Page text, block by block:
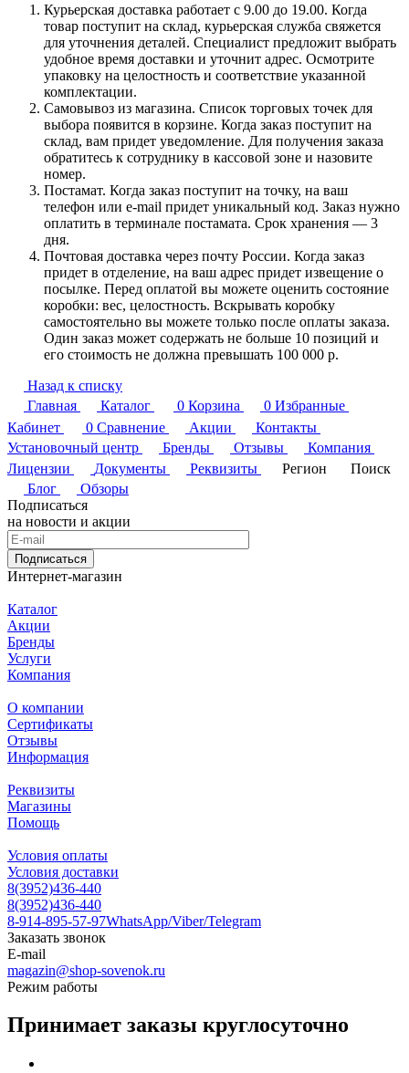
Курьерская доставка работает с 9.00 до 19.00. Когда
товар поступит на склад, курьерская служба свяжется
для уточнения деталей. Специалист предложит выбрать
удобное время доставки и уточнит адрес. Осмотрите
упаковку на целостность и соответствие указанной
комплектации.
Самовывоз из магазина. Список торговых точек для
выбора появится в корзине. Когда заказ поступит на
склад, вам придет уведомление. Для получения заказа
обратитесь к сотруднику в кассовой зоне и назовите
номер.
Постамат. Когда заказ поступит на точку, на ваш
телефон или e-mail придет уникальный код. Заказ нужно
оплатить в терминале постамата. Срок хранения — 3
дня.
Почтовая доставка через почту России. Когда заказ
придет в отделение, на ваш адрес придет извещение о
посылке. Перед оплатой вы можете оценить состояние
коробки: вес, целостность. Вскрывать коробку
самостоятельно вы можете только после оплаты заказа.
Один заказ может содержать не больше 10 позиций и
его стоимость не должна превышать 100 000 р.
Назад к списку
Главная
Каталог 0 Корзина 0 Избранные
Кабинет
0 Сравнение Акции
Контакты
Установочный центр
Бренды Отзывы
Компания
Лицензии
Документы Реквизиты Регион
Поиск
Блог
Обзоры
Подписаться
на новости и акции
Подписаться
Интернет-магазин
Каталог
Акции
Бренды
Услуги
Компания
О компании
Сертификаты
Отзывы
Информация
Реквизиты
Магазины
Помощь
Условия оплаты
Условия доставки
8(3952)436-440
8(3952)436-440
8-914-895-57-97WhatsApp/Viber/Telegram
Заказать звонок
E-mail
magazin@shop-sovenok.ru
Режим работы
Принимает заказы круглосуточно